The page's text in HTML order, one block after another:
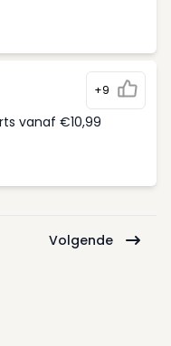
+9
vanaf €10,99
Volgende